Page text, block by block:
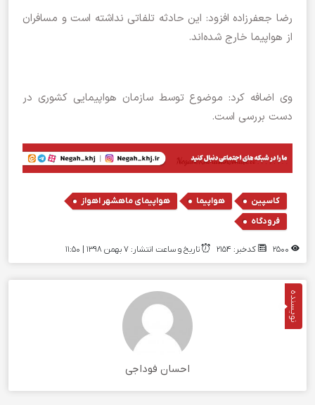
رضا جعفرزاده افزود: این حادثه تلفاتی نداشته است و مسافران
از هواپیما خارج شده‌اند.
وی اضافه کرد: موضوع توسط سازمان هواپیمایی کشوری در
دست بررسی است.
کاسپین , هواپیما , هواپیمای ماهشهر اهواز
فرودگاه
کدخبر: 2154 تاریخ و ساعت انتشار: ۷ بهمن ۱۳۹۸ | 11:50
نویسنده
احسان فوداجی